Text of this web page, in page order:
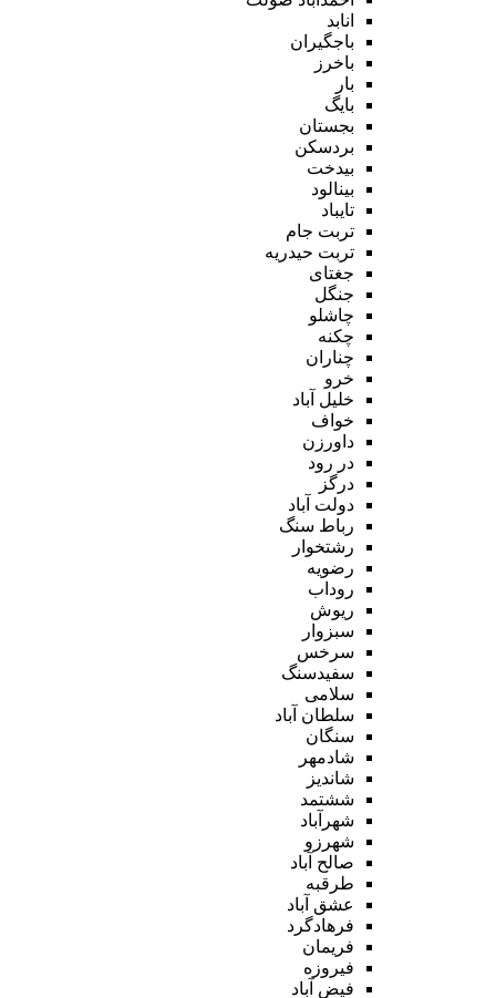
انابد
باجگیران
باخرز
بار
بایگ
بجستان
بردسکن
بیدخت
بینالود
تایباد
تربت جام
تربت حیدریه
جغتای
جنگل
چاشلو
چکنه
چناران
خرو
خلیل آباد
خواف
داورزن
در رود
درگز
دولت آباد
رباط سنگ
رشتخوار
رضویه
روداب
ریوش
سبزوار
سرخس
سفیدسنگ
سلامی
سلطان آباد
سنگان
شادمهر
شاندیز
ششتمد
شهرآباد
شهرزو
صالح آباد
طرقبه
عشق آباد
فرهادگرد
فریمان
فیروزه
فیض آباد